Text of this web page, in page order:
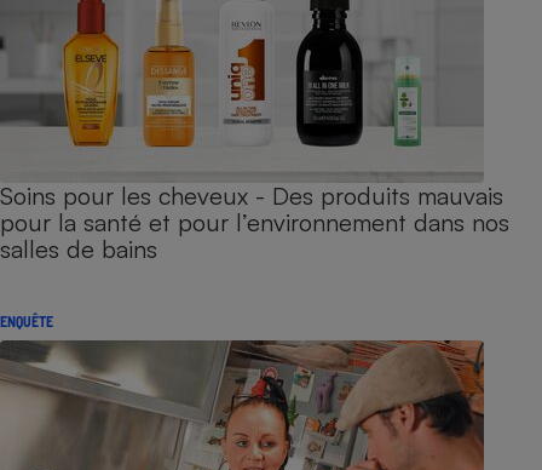
Soins pour les cheveux - Des produits mauvais
pour la santé et pour l’environnement dans nos
salles de bains
ENQUÊTE